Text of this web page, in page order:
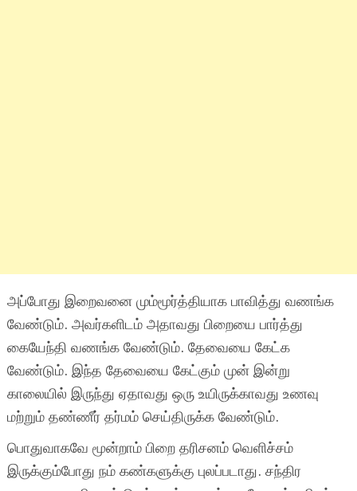
அப்போது இறைவனை மும்மூர்த்தியாக பாவித்து வணங்க
வேண்டும். அவர்களிடம் அதாவது பிறையை பார்த்து
கையேந்தி வணங்க வேண்டும். தேவையை கேட்க
வேண்டும். இந்த தேவையை கேட்கும் முன் இன்று
காலையில் இருந்து ஏதாவது ஒரு உயிருக்காவது உணவு
மற்றும் தண்ணீர் தர்மம் செய்திருக்க வேண்டும்.
பொதுவாகவே மூன்றாம் பிறை தரிசனம் வெளிச்சம்
இருக்கும்போது நம் கண்களுக்கு புலப்படாது. சந்திர